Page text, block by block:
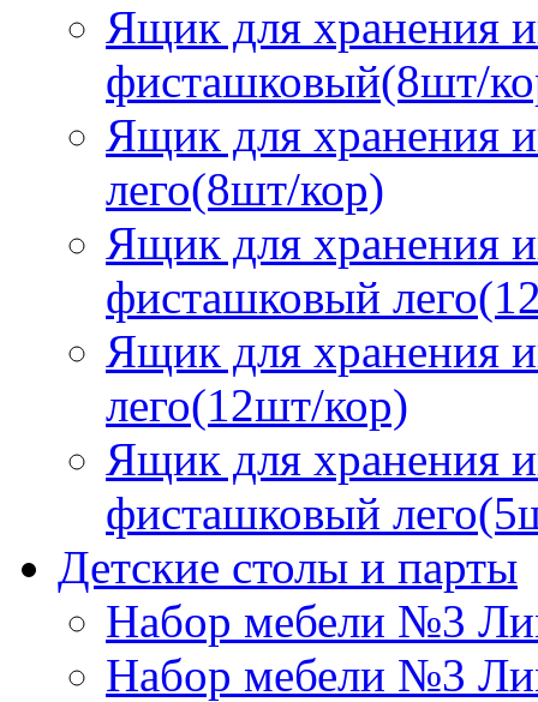
Ящик для хранения
фисташковый(8шт/
Ящик для хранения
лего(8шт/кор)
Ящик для хранения
фисташковый
Ящик для хранения
лего(12шт/кор)
Ящик для хранения
фисташковый
Детские столы и парты
Набор мебели №3
Набор мебели №3